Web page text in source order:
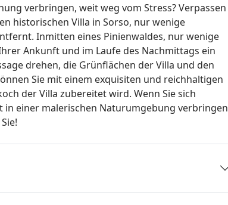
verbringen, weit weg vom Stress? Verpassen
historischen Villa in Sorso, nur wenige
Inmitten eines Pinienwaldes, nur wenige
Ankunft und im Laufe des Nachmittags ein
drehen, die Grünflächen der Villa und den
Sie mit einem exquisiten und reichhaltigen
der Villa zubereitet wird. Wenn Sie sich
in einer malerischen Naturumgebung verbringen